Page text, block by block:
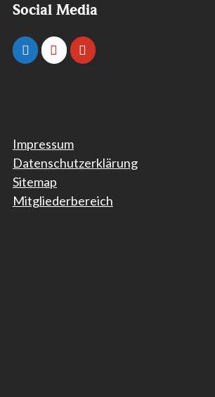
Social Media
Impressum
Datenschutzerklärung
Sitemap
Mitgliederbereich